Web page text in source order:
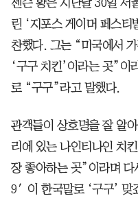
린 ‘지포스 게이머 페스티
찬했다. 그는 “미국에서
‘구구 치킨’이라는 곳”이
로 “구구”라고 말했다.
관객들이 상호명을 잘 알
리에 있는 나인티나인 치
장 좋아하는 곳”이라며
9′이 한국말로 ‘구구’ 맞